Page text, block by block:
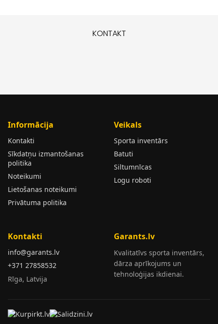
KONTAKT
Informācija
Kontakti
Sīkdatņu izmantošanas
politika
Noteikumi
Lietošanas noteikumi
Privātuma politika
Veikals
Sporta inventārs
Batuti
Siltumnīcas
Logu roboti
Kontakti
info@garants.lv
+371 27858532
Rīga, Latvija
Garants.lv
Kvalitatīvs sporta inventārs,
dārza aprīkojums un
tehnoloģijas ikdienai.